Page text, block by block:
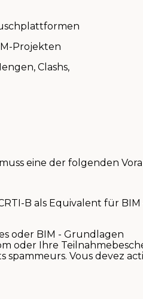
Projekten
Clashs,
eine der folgenden
B als Equivalent für
oder BIM - Grundlagen
oder Ihre
spammeurs. Vous devez